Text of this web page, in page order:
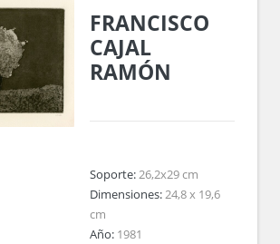
FRANCISCO
CAJAL
RAMÓN
Soporte:26,2x29 cm
Dimensiones:24,8 x 19,6
cm
Año: 1981